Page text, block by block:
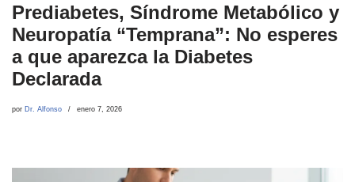
Prediabetes, Síndrome Metabólico y
Neuropatía “Temprana”: No esperes
a que aparezca la Diabetes
Declarada
por Dr. Alfonso enero 7, 2026